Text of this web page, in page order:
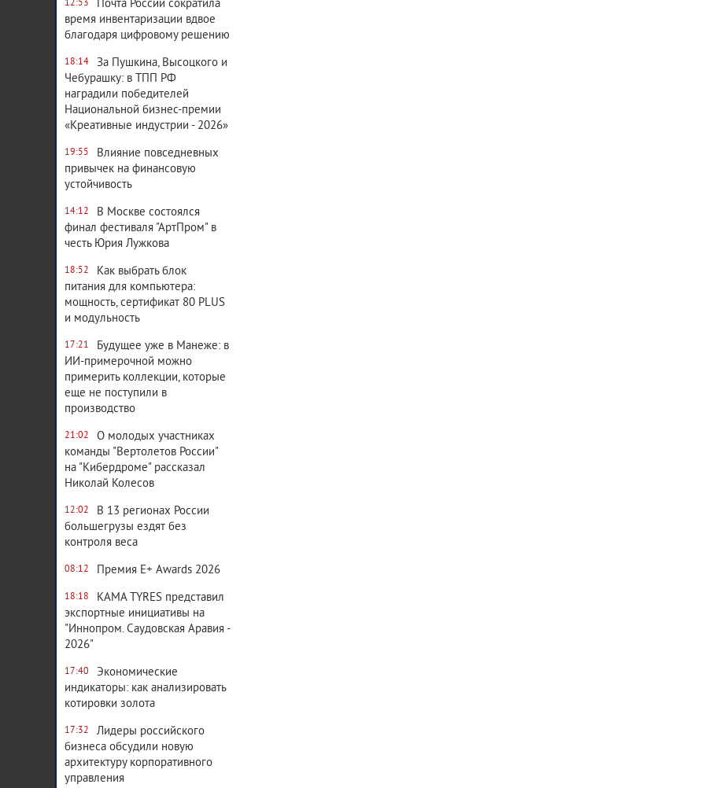
12:53
Почта России сократила
время инвентаризации вдвое
благодаря цифровому решению
18:14
За Пушкина, Высоцкого и
Чебурашку: в ТПП РФ
наградили победителей
Национальной бизнес-премии
«Креативные индустрии - 2026»
19:55
Влияние повседневных
привычек на финансовую
устойчивость
14:12
В Москве состоялся
финал фестиваля "АртПром" в
честь Юрия Лужкова
18:52
Как выбрать блок
питания для компьютера:
мощность, сертификат 80 PLUS
и модульность
17:21
Будущее уже в Манеже: в
ИИ-примерочной можно
примерить коллекции, которые
еще не поступили в
производство
21:02
О молодых участниках
команды "Вертолетов России"
на "Кибердроме" рассказал
Николай Колесов
12:02
В 13 регионах России
большегрузы ездят без
контроля веса
08:12 Премия E+ Awards 2026
18:18
KAMA TYRES представил
экспортные инициативы на
"Иннопром. Саудовская Аравия -
2026"
17:40
Экономические
индикаторы: как анализировать
котировки золота
17:32
Лидеры российского
бизнеса обсудили новую
архитектуру корпоративного
управления